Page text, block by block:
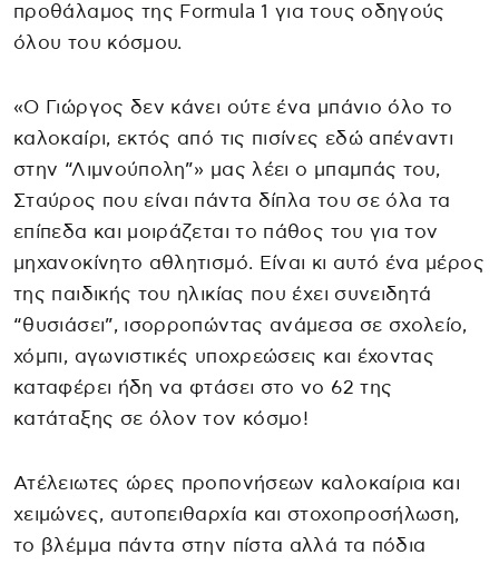
προθάλαμος της Formula 1 για τους οδηγούς
όλου του κόσμου.
«Ο Γιώργος δεν κάνει ούτε ένα μπάνιο όλο το
καλοκαίρι, εκτός από τις πισίνες εδώ απέναντι
στην “Λιμνούπολη”» μας λέει ο μπαμπάς του,
Σταύρος που είναι πάντα δίπλα του σε όλα τα
επίπεδα και μοιράζεται το πάθος του για τον
μηχανοκίνητο αθλητισμό. Είναι κι αυτό ένα μέρος
της παιδικής του ηλικίας που έχει συνειδητά
“θυσιάσει”, ισορροπώντας ανάμεσα σε σχολείο,
χόμπι, αγωνιστικές υποχρεώσεις και έχοντας
καταφέρει ήδη να φτάσει στο νο 62 της
κατάταξης σε όλον τον κόσμο!
Ατέλειωτες ώρες προπονήσεων καλοκαίρια και
χειμώνες, αυτοπειθαρχία και στοχοπροσήλωση,
το βλέμμα πάντα στην πίστα αλλά τα πόδια